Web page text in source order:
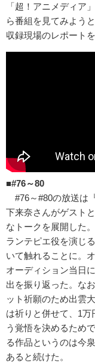
「超！アニメディア
ら番組を見てみよう
収録現場のレポート
■#76～80
#76～#80の放送は
下来奈さんがゲスト
なトークを展開した
ランテピエ役を演じ
いて触れることに。
オーディション当日
出を振り返った。な
ット祈願のため出雲
は祈りと併せて、1
う覚悟を決めるため
る作品というのは今
あると続けた。